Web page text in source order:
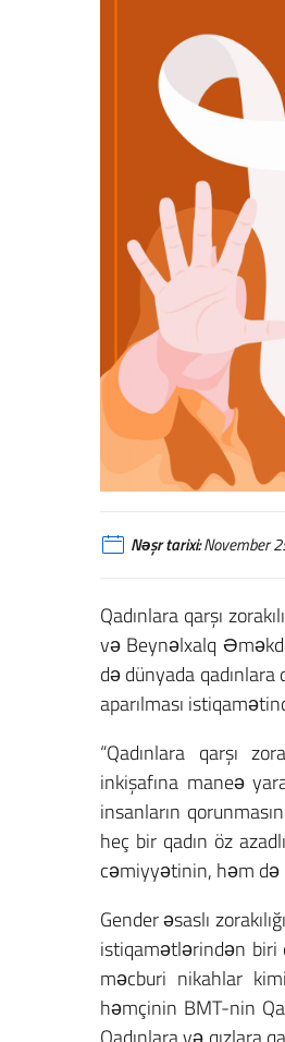
Nəşr tarixi:November
Qadınlara qarşı
və Beynəlxalq
də dünyada qadınlara
aparılması
“Qadınlara qarşı
inkişafına maneə
insanların
heç bir qadın öz
cəmiyyətinin, həm də
Gender əsaslı
istiqamətlərindən biri
məcburi nikahlar
həmçinin BMT-nin